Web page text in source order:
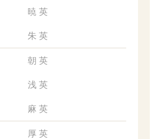
暁 英
朱 英
朝 英
浅 英
麻 英
厚 英